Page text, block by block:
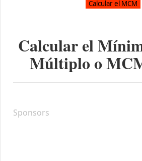
Calcular el
Múltiplo o
Sponsors